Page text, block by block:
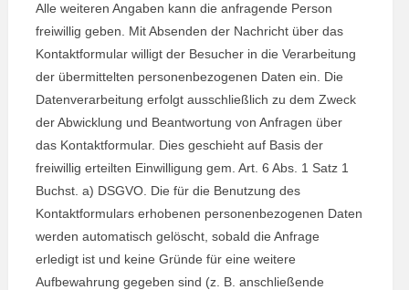
Alle weiteren Angaben kann die anfragende Person
freiwillig geben. Mit Absenden der Nachricht über das
Kontaktformular willigt der Besucher in die Verarbeitung
der übermittelten personenbezogenen Daten ein. Die
Datenverarbeitung erfolgt ausschließlich zu dem Zweck
der Abwicklung und Beantwortung von Anfragen über
das Kontaktformular. Dies geschieht auf Basis der
freiwillig erteilten Einwilligung gem. Art. 6 Abs. 1 Satz 1
Buchst. a) DSGVO. Die für die Benutzung des
Kontaktformulars erhobenen personenbezogenen Daten
werden automatisch gelöscht, sobald die Anfrage
erledigt ist und keine Gründe für eine weitere
Aufbewahrung gegeben sind (z. B. anschließende